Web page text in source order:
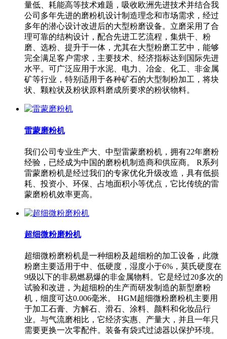
量低、耗能高等技术难题，吸收欧洲先进技术并结合我
公司多年先进的磨粉机设计制造理念和市场需求，经过
多年的潜心设计改进后的大型粉磨设备。立磨采用了合
理可靠的结构设计，配合先进工艺流程，集烘干、粉
磨、选粉、提升于一体，尤其在大型粉磨工艺中，能够
完全满足客户需求，主要技术、经济指标达到国际先进
水平。可广泛应用于水泥、电力、冶金、化工、非金属
矿等行业，特别适用于各种矿石的大型制粉加工，将块
状、颗粒状及粉状原料磨成所要求的粉状物料。
雷蒙磨粉机
我们公司专业生产大、中型雷蒙磨粉机，拥有22年磨粉
经验，已经成为中国的磨粉机制造商和供应商。 R系列
雷蒙磨粉机是经过我们的专家优化升级改造，具有低损
耗、投资小、环保、占地面积小等优点，它比传统的雷
蒙磨粉机效率更高。
超细微粉磨粉机
超细微粉磨粉机是一种细粉及超细粉的加工设备，此微
粉磨主要适用于中、低硬度，湿度小于6%，莫氏硬度在
9级以下的非易燃易爆的非金属物料。它是经过20多次的
试验和改进，为超细粉的生产而研发制造的新型磨粉
机，细度可达0.006毫米。 HGM超细微粉磨粉机主要用
于加工石膏、方解石、滑石、涂料、颜料和化妆品行
业。与气流磨相比，它经济实惠、产量大，并且一年只
需要更换一次零配件。装备有袋式过滤器以保护环境。